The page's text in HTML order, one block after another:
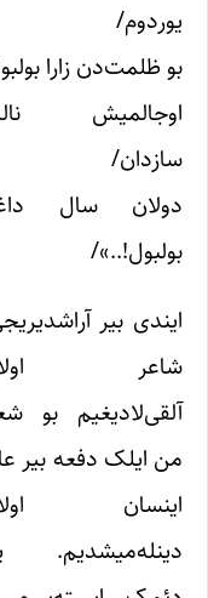
ظلمت‌دن زارا بولبول!/
ناله‌نی
سال داغلارا
بیر آراشدیریجی و
اولاراق
بو شعری
ایلک دفعه بیر عادی
اولاراق
یانی